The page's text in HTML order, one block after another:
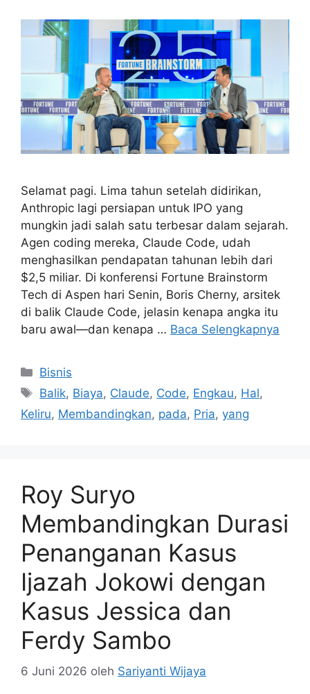
Selamat pagi. Lima tahun setelah didirikan,
Anthropic lagi persiapan untuk IPO yang
mungkin jadi salah satu terbesar dalam sejarah.
Agen coding mereka, Claude Code, udah
menghasilkan pendapatan tahunan lebih dari
$2,5 miliar. Di konferensi Fortune Brainstorm
Tech di Aspen hari Senin, Boris Cherny, arsitek
di balik Claude Code, jelasin kenapa angka itu
baru awal—dan kenapa … Baca Selengkapnya
Kategori
Bisnis
Tag
Balik, Biaya, Claude, Code, Engkau, Hal,
Keliru, Membandingkan, pada, Pria, yang
Roy Suryo
Membandingkan Durasi
Penanganan Kasus
Ijazah Jokowi dengan
Kasus Jessica dan
Ferdy Sambo
6 Juni 2026 oleh Sariyanti Wijaya